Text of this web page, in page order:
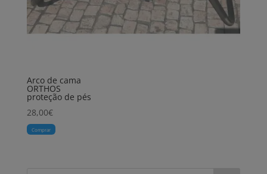
Arco de cama
ORTHOS
proteção de pés
28,00€
Comprar